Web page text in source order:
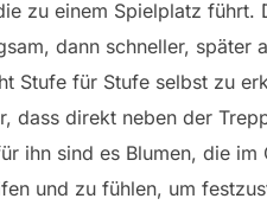
zu einem Spielplatz
dann schneller,
Stufe für Stufe selbst zu
dass direkt neben der
ihn sind es Blumen, die
und zu fühlen, um